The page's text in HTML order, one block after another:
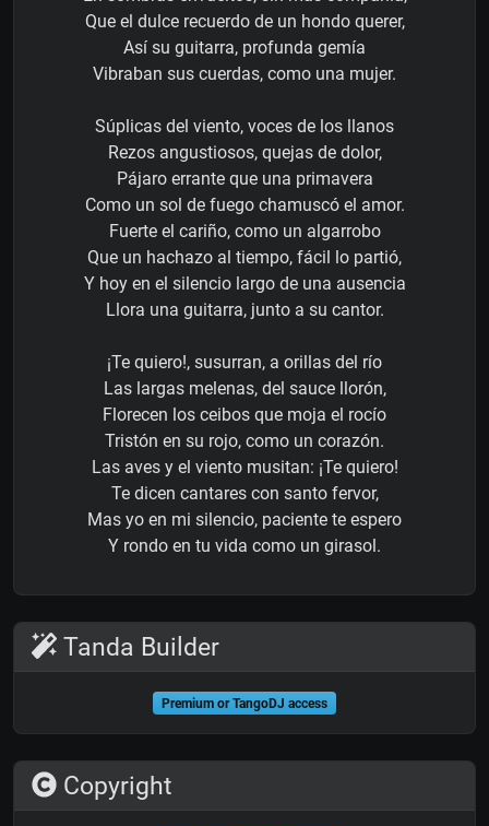
Que el dulce recuerdo de un hondo querer,
Así su guitarra, profunda gemía
Vibraban sus cuerdas, como una mujer.
Súplicas del viento, voces de los llanos
Rezos angustiosos, quejas de dolor,
Pájaro errante que una primavera
Como un sol de fuego chamuscó el amor.
Fuerte el cariño, como un algarrobo
Que un hachazo al tiempo, fácil lo partió,
Y hoy en el silencio largo de una ausencia
Llora una guitarra, junto a su cantor.
¡Te quiero!, susurran, a orillas del río
Las largas melenas, del sauce llorón,
Florecen los ceibos que moja el rocío
Tristón en su rojo, como un corazón.
Las aves y el viento musitan: ¡Te quiero!
Te dicen cantares con santo fervor,
Mas yo en mi silencio, paciente te espero
Y rondo en tu vida como un girasol.
Tanda Builder
Premium or TangoDJ access
Copyright